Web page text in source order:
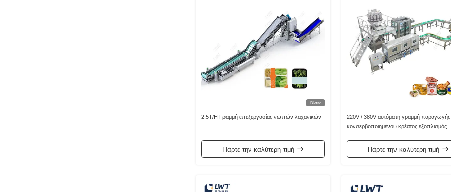
Βίντεο
2.5T/H Γραμμή επεξεργασίας νωπών λαχανικών
Πάρτε την καλύτερη τιμή
220V / 380V αυτόματη γραμμή παραγωγής
κονσερβοποιημένου κρέατος εξοπλισμός
Πάρτε την καλύτερη τιμή